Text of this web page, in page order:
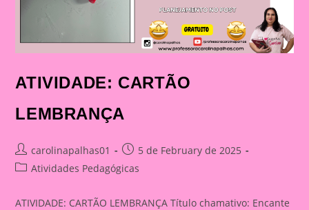
ATIVIDADE: CARTÃO
LEMBRANÇA
Post
author:
carolinapalhas01
Post
published:
5 de February de 2025
PostAtividades Pedagógicas
ATIVIDADE: CARTÃO LEMBRANÇA Título chamativo: Encante